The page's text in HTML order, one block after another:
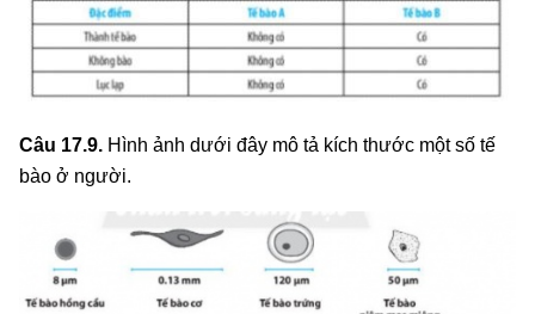
Câu 17.9. Hình ảnh dưới đây mô tả kích thước một số tế
bào ở người.